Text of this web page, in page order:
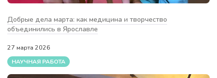
Добрые дела марта: как медицина и творчество
объединились в Ярославле
27 марта 2026
НАУЧНАЯ РАБОТА